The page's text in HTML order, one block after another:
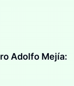
Adolfo Mejía: